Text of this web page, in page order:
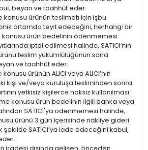
beyan ve taahhüt eder.
konusu ürünün teslimatı için işbu
ortamda teyit edeceğini, herhangi bir
ürün bedelinin ödenmemesi
iptal edilmesi halinde, SATICI’nın
teslim yükümlülüğünün sona
ve taahhüt eder.
ürünün ALICI veya ALICI’nın
kişi ve/veya kuruluşa tesliminden sonra
yetkisiz kişilerce haksız kullanılması
konusu ürün bedelinin ilgili banka veya
SATICI'ya ödenmemesi halinde,
ürünü 3 gün içerisinde nakliye gideri
şekilde SATICI’ya iade edeceğini kabul,